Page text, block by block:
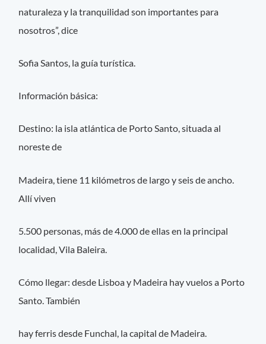
naturaleza y la tranquilidad son importantes para
nosotros”, dice
Sofia Santos, la guía turística.
Información básica:
Destino: la isla atlántica de Porto Santo, situada al
noreste de
Madeira, tiene 11 kilómetros de largo y seis de ancho.
Allí viven
5.500 personas, más de 4.000 de ellas en la principal
localidad, Vila Baleira.
Cómo llegar: desde Lisboa y Madeira hay vuelos a Porto
Santo. También
hay ferris desde Funchal, la capital de Madeira.